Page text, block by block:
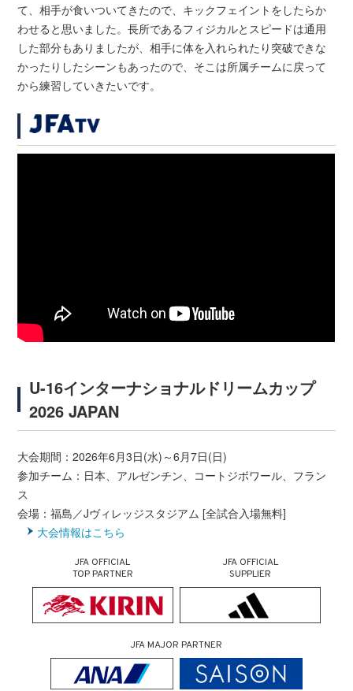
て、相手が食いついてきたので、キックフェイントをしたらか
わせると思いました。長所であるフィジカルとスピードは通用
した部分もありましたが、相手に体を入れられたり突破できな
かったりしたシーンもあったので、そこは所属チームに戻って
から練習していきたいです。
U-16インターナショナルドリームカップ
2026 JAPAN
大会期間：2026年6月3日(水)～6月7日(日)
参加チーム：日本、アルゼンチン、コートジボワール、フラン
ス
会場：福島／Jヴィレッジスタジアム [全試合入場無料]
大会情報はこちら
JFA OFFICIAL
TOP PARTNER
JFA OFFICIAL
SUPPLIER
JFA MAJOR PARTNER